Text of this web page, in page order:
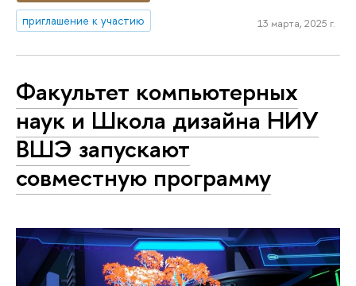
приглашение к участию
13 марта, 2025 г.
Факультет компьютерных
наук и Школа дизайна НИУ
ВШЭ запускают
совместную программу